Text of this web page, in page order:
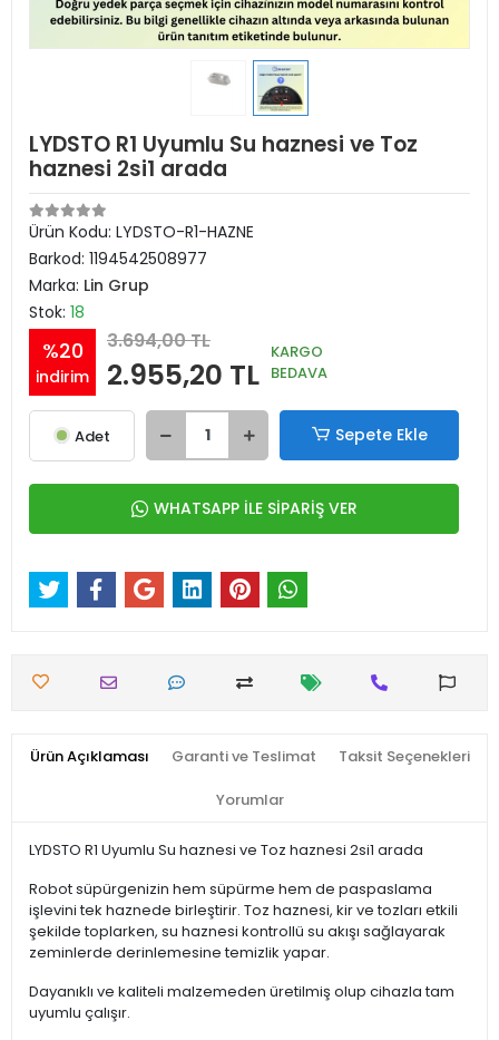
LYDSTO R1 Uyumlu Su haznesi ve Toz
haznesi 2si1 arada
Ürün Kodu: LYDSTO-R1-HAZNE
Barkod: 1194542508977
Marka: Lin Grup
Stok: 18
%20
indirim
3.694,00 TL
2.955,20 TL
KARGO
BEDAVA
Adet Sepete Ekle
WHATSAPP İLE SİPARİŞ VER
Ürün Açıklaması Garanti ve Teslimat Taksit Seçenekleri
Yorumlar
LYDSTO R1 Uyumlu Su haznesi ve Toz haznesi 2si1 arada
Robot süpürgenizin hem süpürme hem de paspaslama
işlevini tek haznede birleştirir. Toz haznesi, kir ve tozları etkili
şekilde toplarken, su haznesi kontrollü su akışı sağlayarak
zeminlerde derinlemesine temizlik yapar.
Dayanıklı ve kaliteli malzemeden üretilmiş olup cihazla tam
uyumlu çalışır.